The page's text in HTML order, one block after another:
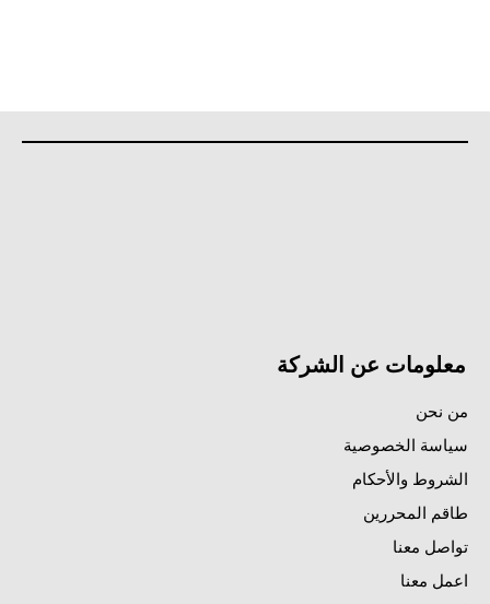
معلومات عن الشركة
من نحن
سياسة الخصوصية
الشروط والأحكام
طاقم المحررين
تواصل معنا
اعمل معنا